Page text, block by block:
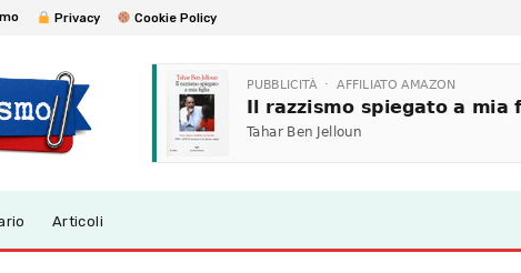
Privacy Cookie Policy
Articoli